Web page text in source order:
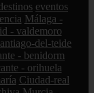
eventos
Málaga -
- valdemoro
del-teide
- benidorm
- orihuela
Ciudad-real